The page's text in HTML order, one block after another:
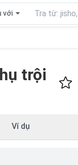
với
trội
Ví dụ